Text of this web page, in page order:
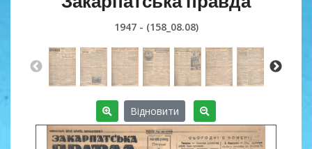
1947 - (158_08.08)
Відновити